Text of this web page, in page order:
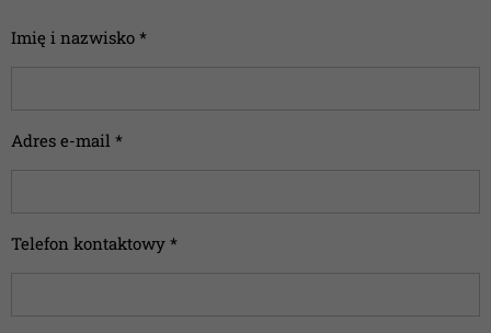
Imię i nazwisko *
Adres e-mail *
Telefon kontaktowy *